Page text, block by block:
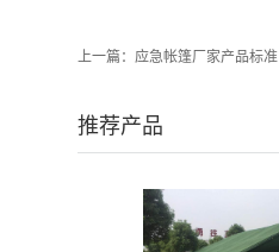
上一篇： 应急帐篷厂家产品标准
推荐产品